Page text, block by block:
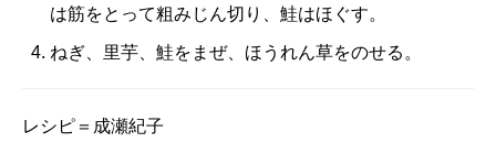
は筋をとって粗みじん切り、鮭はほぐす。
ねぎ、里芋、鮭をまぜ、ほうれん草をのせる。
レシピ＝成瀬紀子